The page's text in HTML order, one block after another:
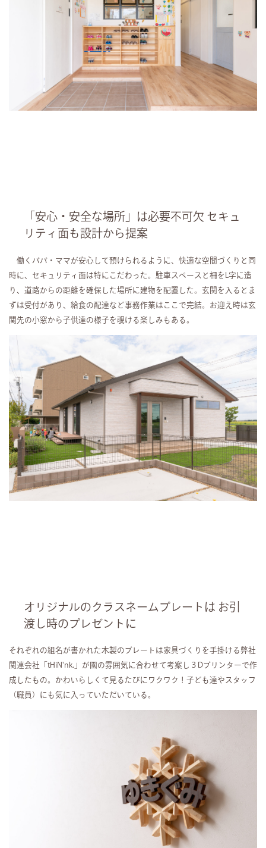
「安心・安全な場所」は必要不可欠 セキュ
リティ面も設計から提案
働くパパ・ママが安心して預けられるように、快適な空間づくりと同
時に、セキュリティ面は特にこだわった。駐車スペースと柵をL字に造
り、道路からの距離を確保した場所に建物を配置した。玄関を入るとま
ずは受付があり、給食の配達など事務作業はここで完結。お迎え時は玄
関先の小窓から子供達の様子を覗ける楽しみもある。
オリジナルのクラスネームプレートは お引
渡し時のプレゼントに
それぞれの組名が書かれた木製のプレートは家具づくりを手掛ける弊社
関連会社「tHiN'nk.」が園の雰囲気に合わせて考案し３Dプリンターで作
成したもの。かわいらしくて見るたびにワクワク！子ども達やスタッフ
（職員）にも気に入っていただいている。